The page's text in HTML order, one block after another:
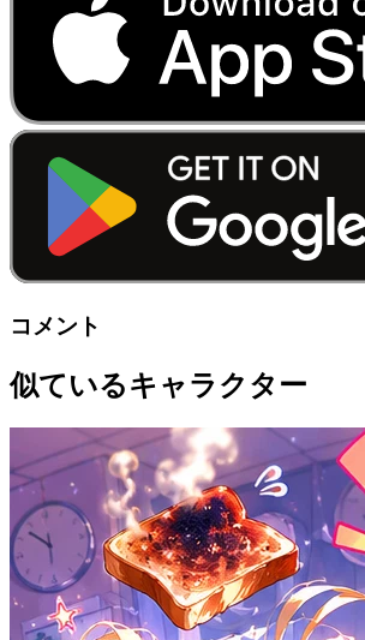
コメント
似ているキャラクター